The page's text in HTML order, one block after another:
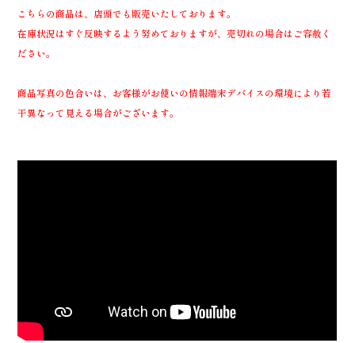
こちらの商品は、店頭でも販売いたしております。
在庫状況はすぐ反映するよう努めておりますが、売切れの場合はご容赦く
ださい。
商品写真の色合いは、お客様がお使いの情報端末デバイスの環境により若
干異なって見える場合がございます。